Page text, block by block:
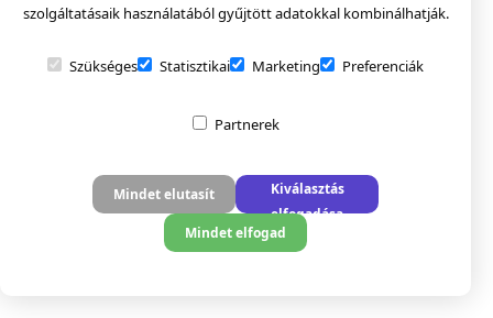
szolgáltatásaik használatából gyűjtött adatokkal kombinálhatják.
Szükséges Statisztikai Marketing Preferenciák
Partnerek
Mindet elutasít
Kiválasztás
elfogadása
Mindet elfogad